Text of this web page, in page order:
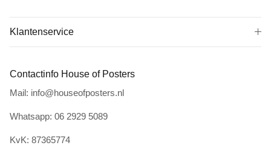
Klantenservice
Contactinfo House of Posters
Mail: info@houseofposters.nl
Whatsapp: 06 2929 5089
KvK: 87365774